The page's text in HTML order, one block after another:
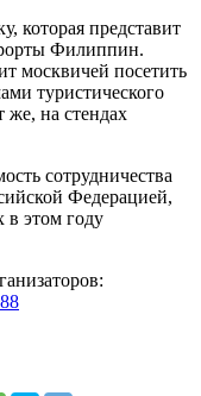
которая представит
Филиппин.
москвичей посетить
туристического
на стендах
сотрудничества
Федерацией,
в этом году